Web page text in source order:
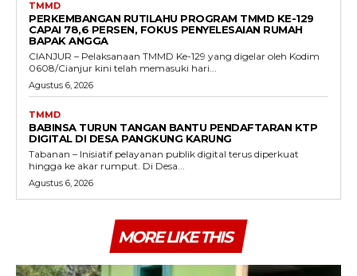
TMMD
PERKEMBANGAN RUTILAHU PROGRAM TMMD KE-129
CAPAI 78,6 PERSEN, FOKUS PENYELESAIAN RUMAH
BAPAK ANGGA
CIANJUR – Pelaksanaan TMMD Ke-129 yang digelar oleh Kodim
0608/Cianjur kini telah memasuki hari...
Agustus 6, 2026
TMMD
BABINSA TURUN TANGAN BANTU PENDAFTARAN KTP
DIGITAL DI DESA PANGKUNG KARUNG
Tabanan – Inisiatif pelayanan publik digital terus diperkuat
hingga ke akar rumput. Di Desa...
Agustus 6, 2026
MORE LIKE THIS